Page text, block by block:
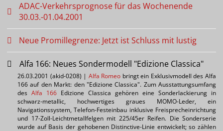
ADAC-Verkehrsprognose für das Wochenende
30.03.-01.04.2001
Neue Promillegrenze: Jetzt ist Schluss mit lustig
Alfa 166: Neues Sondermodell "Edizione Classica"
26.03.2001 (akid-0208) | Alfa Romeo bringt ein Exklusivmodell des Alfa
166 auf den Markt: den "Edizione Classica". Zum Ausstattungsumfang
des Alfa 166 Edizione Classica gehören eine Sonderlackierung in
schwarz-metallic, hochwertiges graues MOMO-Leder, ein
Navigationssystem, Telefon-Festeinbau inklusive Freisprecheinrichtung
und 17-Zoll-Leichtmetallfelgen mit 225/45er Reifen. Die Sonderserie
wurde auf Basis der gehobenen Distinctive-Linie entwickelt; so zählen